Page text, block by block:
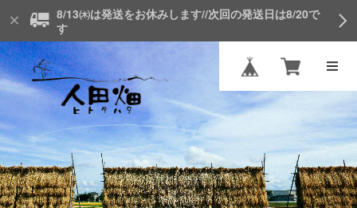
8/13㈭は発送をお休みします//次回の発送日は8/20で
す